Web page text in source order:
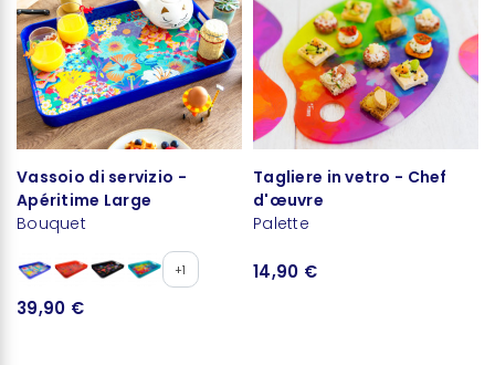
Vassoio di servizio -
Apéritime Large
Bouquet
+1
39,90 €
Tagliere in vetro - Chef
d'œuvre
Palette
14,90 €